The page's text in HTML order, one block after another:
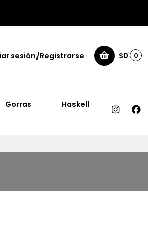
sesión/Registrarse $0 0
Gorras Haskell